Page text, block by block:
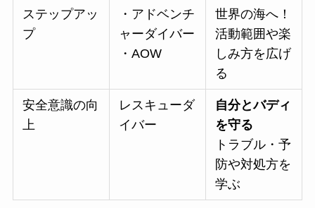
ステップアッ
プ
・アドベンチ
ャーダイバー
・AOW
世界の海へ！
活動範囲や楽
しみ方を広げ
る
安全意識の向
上
レスキューダ
イバー
自分とバディ
を守る
トラブル・予
防や対処方を
学ぶ